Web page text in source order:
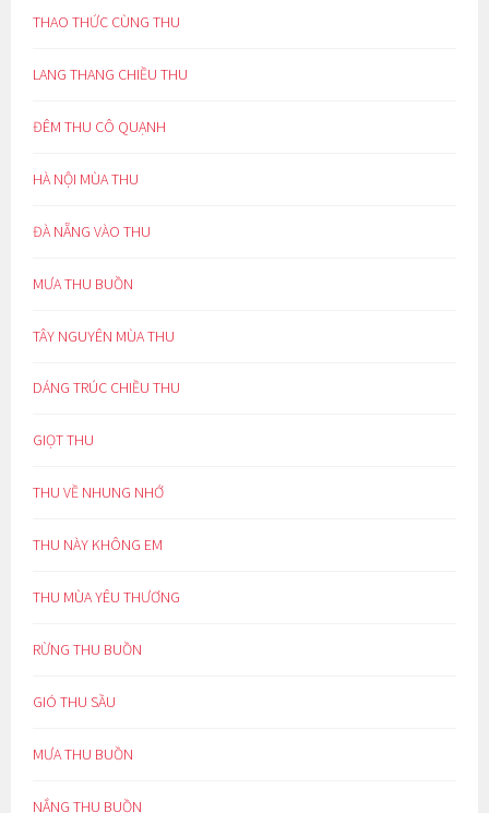
THAO THỨC CÙNG THU
LANG THANG CHIỀU THU
ĐÊM THU CÔ QUẠNH
HÀ NỘI MÙA THU
ĐÀ NẴNG VÀO THU
MƯA THU BUỒN
TÂY NGUYÊN MÙA THU
DÁNG TRÚC CHIỀU THU
GIỌT THU
THU VỀ NHUNG NHỚ
THU NÀY KHÔNG EM
THU MÙA YÊU THƯƠNG
RỪNG THU BUỒN
GIÓ THU SẦU
MƯA THU BUỒN
NẮNG THU BUỒN